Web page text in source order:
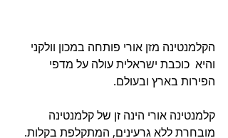
הקלמנטינה מזן אורי פותחה במכון וולקני
והיא  כוכבת ישראלית עולה על מדפי
הפירות בארץ ובעולם.
קלמנטינה אורי הינה זן של קלמנטינה
מובחרת ללא גרעינים, המתקלפת בקלות.